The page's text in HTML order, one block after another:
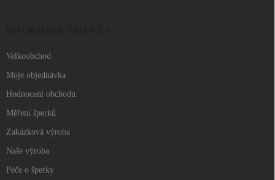
Velkoobchod
Moje objednávka
Hodnocení obchodu
Měření šperků
Zakázková výroba
Naše výroba
Péče o šperky